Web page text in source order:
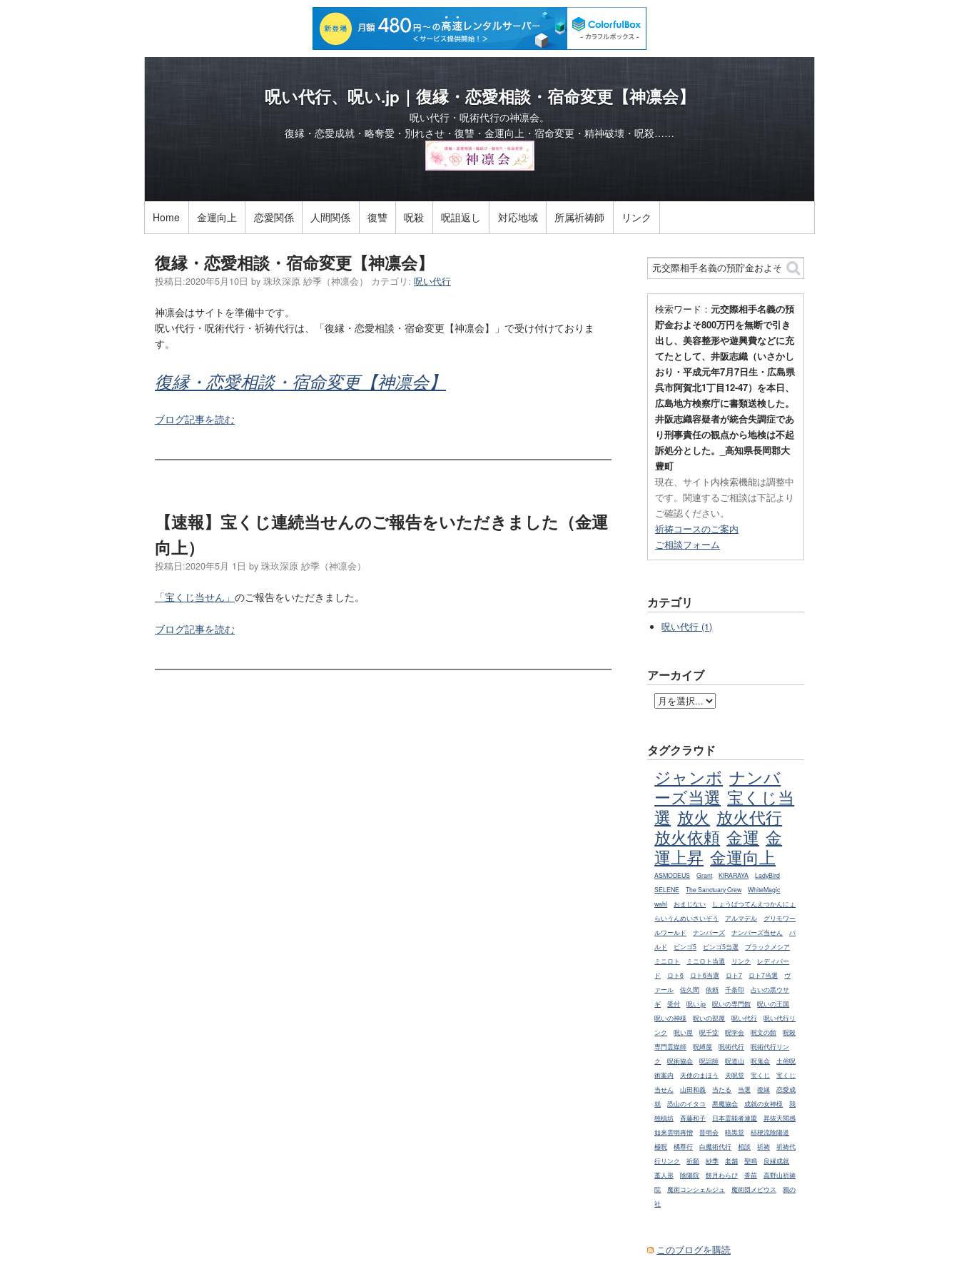
呪い代行、呪い.jp｜復縁・恋愛相談・宿命変更【神凛会】
呪い代行・呪術代行の神凛会。
復縁・恋愛成就・略奪愛・別れさせ・復讐・金運向上・宿命変更・精神破壊・呪殺……
Home 金運向上 恋愛関係 人間関係 復讐 呪殺 呪詛返し 対応地域 所属祈祷師 リンク
復縁・恋愛相談・宿命変更【神凛会】
投稿日:2020年5月10日 by 珠玖深原 紗季（神凛会） カテゴリ: 呪い代行
神凛会はサイトを準備中です。
呪い代行・呪術代行・祈祷代行は、「復縁・恋愛相談・宿命変更【神凛会】」で受け付けておりま
す。
復縁・恋愛相談・宿命変更【神凛会】
ブログ記事を読む
【速報】宝くじ連続当せんのご報告をいただきました（金運
向上）
投稿日:2020年5月 1日 by 珠玖深原 紗季（神凛会）
「宝くじ当せん」 のご報告をいただきました。
ブログ記事を読む
検索ワード： 元交際相手名義の預
貯金およそ800万円を無断で引き
出し、美容整形や遊興費などに充
てたとして、井阪志織（いさかし
おり・平成元年7月7日生・広島県
呉市阿賀北1丁目12-47）を本日、
広島地方検察庁に書類送検した。
井阪志織容疑者が統合失調症であ
り刑事責任の観点から地検は不起
訴処分とした。_高知県長岡郡大
豊町
現在、サイト内検索機能は調整中
です。関連するご相談は下記より
ご確認ください。
祈祷コースのご案内
ご相談フォーム
カテゴリ
呪い代行 (1)
アーカイブ
タグクラウド
ジャンボ ナンバ
ーズ当選 宝くじ当
選 放火 放火代行
放火依頼 金運 金
運上昇 金運向上
ASMODEUS Grant KIRARAYA
LadyBird
SELENE
The Sanctuary Crew
WhiteMagic
wahl
おまじない
しょうばつてんえつかんにょ
らいうんめいさいぞう
アルマデル
グリモワー
ルワールド
ナンバーズ ナンバーズ当せん
バ
ルド
ビンゴ5 ビンゴ5当選
ブラックメシア
ミニロト
ミニロト当選 リンク
レディバー
ド
ロト6 ロト6当選 ロト7 ロト7当選
ヴ
ァール
佐久間 依頼 千条印
占いの黒ウサ
ギ
受付 呪い.jp 呪いの専門館
呪いの王国
呪いの神様
呪いの部屋 呪い代行
呪い代行リ
ンク
呪い屋 呪千堂 呪学会 呪文の館
呪殺
専門霊媒師
呪縛屋 呪術代行
呪術代行リン
ク
呪術協会 呪詛師 呪道山 呪鬼会
土俗呪
術案内
天使のまほう 天呪堂 宝くじ
宝くじ
当せん
山田和義 当たる 当選 復縁
恋愛成
就
恐山のイタコ 悪魔協会 成就の女神様
我
独槙坊
斉藤和子 日本霊能者連盟
昇抜天閲感
如来雲明再憎
晋明会 暗黒堂
桔梗流陰陽道
極呪
橘尊行 白魔術代行 相談 祈祷
祈祷代
行リンク
祈願 紗季 老舗 聖鳴
良縁成就
藁人形
陰陽院 餅月わらび 香苗
高野山祈祷
院
魔術コンシェルジュ 魔術団メビウス
鴉の
社
このブログを購読